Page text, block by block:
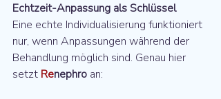
Echtzeit-Anpassung als Schlüssel
Eine echte Individualisierung funktioniert
nur, wenn Anpassungen während der
Behandlung möglich sind. Genau hier
setzt Renephro an: